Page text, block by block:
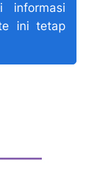
informasi
ini tetap